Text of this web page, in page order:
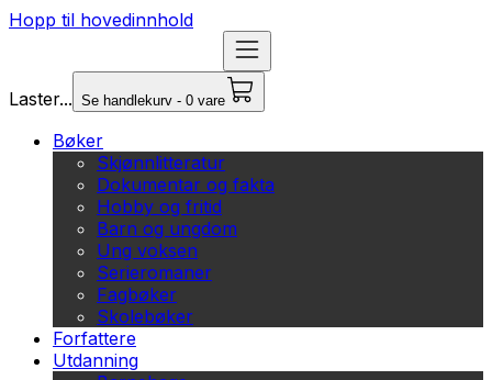
Hopp til hovedinnhold
Laster... Se handlekurv - 0 vare
Bøker
Skjønnlitteratur
Dokumentar og fakta
Hobby og fritid
Barn og ungdom
Ung voksen
Serieromaner
Fagbøker
Skolebøker
Forfattere
Utdanning